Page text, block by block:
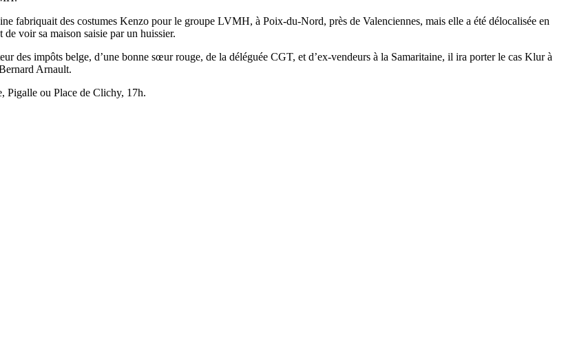
fabriquait des costumes Kenzo pour le groupe LVMH, à Poix-du-Nord, près de Valenciennes, mais elle a été délocalisée en
voir sa maison saisie par un huissier.
des impôts belge, d’une bonne sœur rouge, de la déléguée CGT, et d’ex‑vendeurs à la Samaritaine, il ira porter le cas Klur à
Arnault.
Pigalle ou Place de Clichy, 17h.